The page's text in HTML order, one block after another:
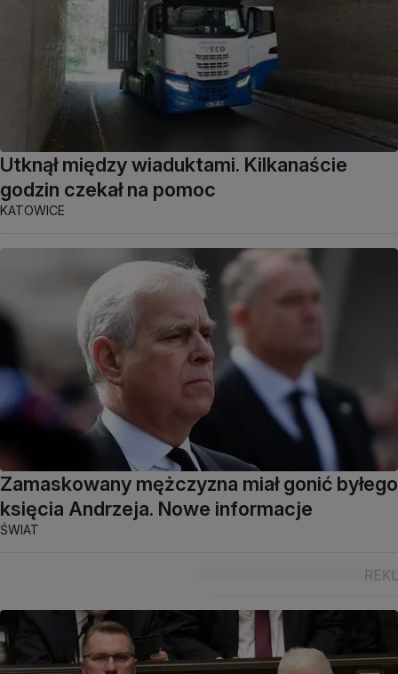
Utknął między wiaduktami. Kilkanaście
godzin czekał na pomoc
KATOWICE
Zamaskowany mężczyzna miał gonić byłego
księcia Andrzeja. Nowe informacje
ŚWIAT